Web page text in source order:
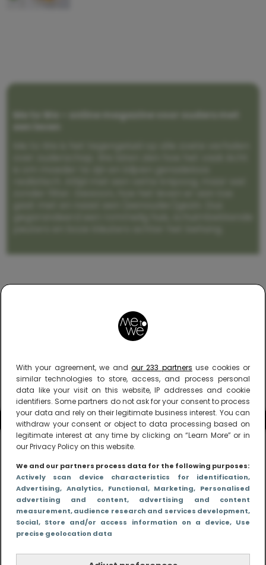
With your agreement, we and our 233 partners use cookies or
similar technologies to store, access, and process personal
data like your visit on this website, IP addresses and cookie
identifiers. Some partners do not ask for your consent to process
your data and rely on their legitimate business interest. You can
withdraw your consent or object to data processing based on
legitimate interest at any time by clicking on “Learn More” or in
our Privacy Policy on this website.
We and our partners process data for the following purposes:
Actively scan device characteristics for identification,
Advertising, Analytics, Functional, Marketing, Personalised
advertising and content, advertising and content
measurement, audience research and services development,
Social, Store and/or access information on a device, Use
precise geolocation data
Me to We – online magazine voor ouders met